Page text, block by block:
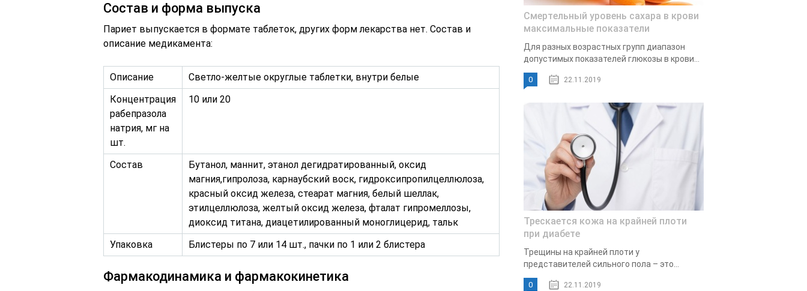
Состав и форма выпуска
Париет выпускается в формате таблеток, других форм лекарства нет. Состав и
описание медикамента:
Описание
Светло-желтые округлые таблетки, внутри белые
Концентрация
рабепразола
натрия, мг на
шт.
10 или 20
Состав
Бутанол, маннит, этанол дегидратированный, оксид
магния,гипролоза, карнаубский воск, гидроксипропилцеллюлоза,
красный оксид железа, стеарат магния, белый шеллак,
этилцеллюлоза, желтый оксид железа, фталат гипромеллозы,
диоксид титана, диацетилированный моноглицерид, тальк
Упаковка
Блистеры по 7 или 14 шт., пачки по 1 или 2 блистера
Фармакодинамика и фармакокинетика
Смертельный уровень сахара в крови
максимальные показатели
Для разных возрастных групп диапазон
допустимых показателей глюкозы в крови...
0 22.11.2019
Трескается кожа на крайней плоти
при диабете
Трещины на крайней плоти у
представителей сильного пола – это...
0 22.11.2019